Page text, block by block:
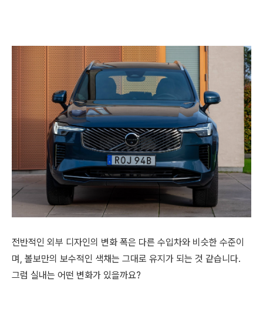
전반적인 외부 디자인의 변화 폭은 다른 수입차와 비슷한 수준이
며, 볼보만의 보수적인 색채는 그대로 유지가 되는 것 같습니다.
그럼 실내는 어떤 변화가 있을까요?